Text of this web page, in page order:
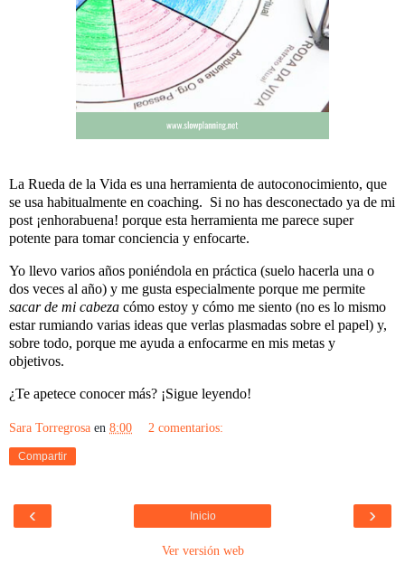
La Rueda de la Vida es una herramienta de autoconocimiento, que
se usa habitualmente en coaching. Si no has desconectado ya de mi
post ¡enhorabuena! porque esta herramienta me parece super
potente para tomar conciencia y enfocarte.
Yo llevo varios años poniéndola en práctica (suelo hacerla una o
dos veces al año) y me gusta especialmente porque me permite
sacar de mi cabeza cómo estoy y cómo me siento (no es lo mismo
estar rumiando varias ideas que verlas plasmadas sobre el papel) y,
sobre todo, porque me ayuda a enfocarme en mis metas y
objetivos.
¿Te apetece conocer más? ¡Sigue leyendo!
Sara Torregrosa en 8:00 2 comentarios:
Compartir
‹ ›
Inicio
Ver versión web